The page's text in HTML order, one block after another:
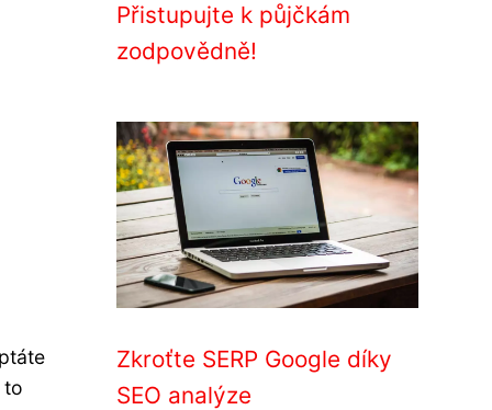
to
Přistupujte k půjčkám
zodpovědně!
Zkroťte SERP Google díky
SEO analýze